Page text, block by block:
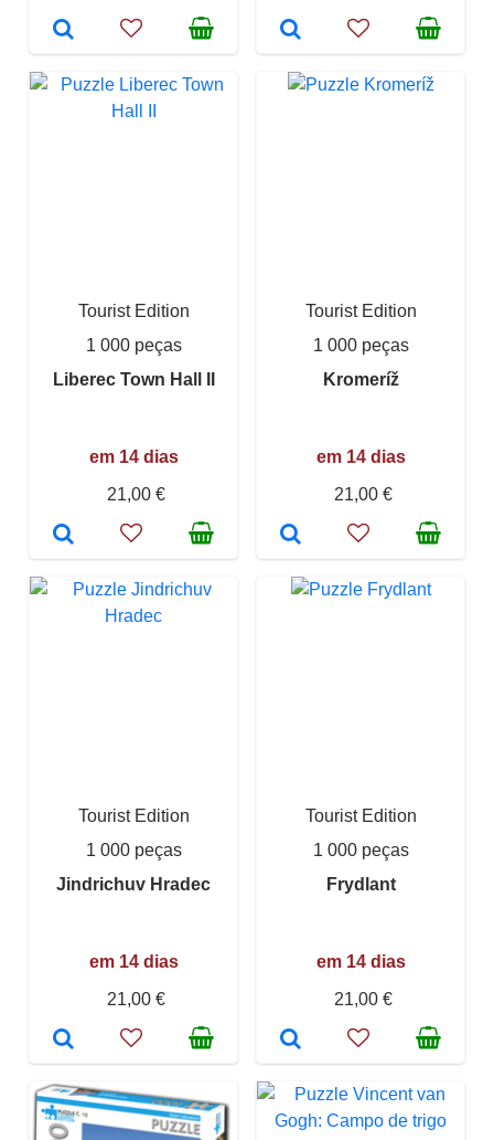
Tourist Edition
1 000 peças
Liberec Town Hall II
em 14 dias
21,00 €
Tourist Edition
1 000 peças
Kromeríž
em 14 dias
21,00 €
Tourist Edition
1 000 peças
Jindrichuv Hradec
em 14 dias
21,00 €
Tourist Edition
1 000 peças
Frydlant
em 14 dias
21,00 €